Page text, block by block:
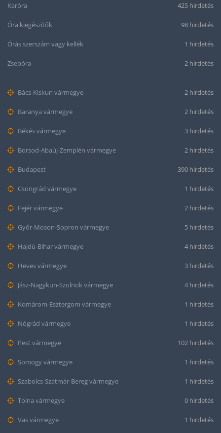
Karóra 425 hirdetés
Óra kiegészítők 98 hirdetés
Órás szerszám vagy kellék 1 hirdetés
Zsebóra 2 hirdetés
Bács-Kiskun vármegye 2 hirdetés
Baranya vármegye 2 hirdetés
Békés vármegye 3 hirdetés
Borsod-Abaúj-Zemplén vármegye 2 hirdetés
Budapest 390 hirdetés
Csongrád vármegye 1 hirdetés
Fejér vármegye 2 hirdetés
Győr-Moson-Sopron vármegye 5 hirdetés
Hajdú-Bihar vármegye 4 hirdetés
Heves vármegye 3 hirdetés
Jász-Nagykun-Szolnok vármegye 4 hirdetés
Komárom-Esztergom vármegye 1 hirdetés
Nógrád vármegye 1 hirdetés
Pest vármegye 102 hirdetés
Somogy vármegye 1 hirdetés
Szabolcs-Szatmár-Bereg vármegye 1 hirdetés
Tolna vármegye 0 hirdetés
Vas vármegye 1 hirdetés